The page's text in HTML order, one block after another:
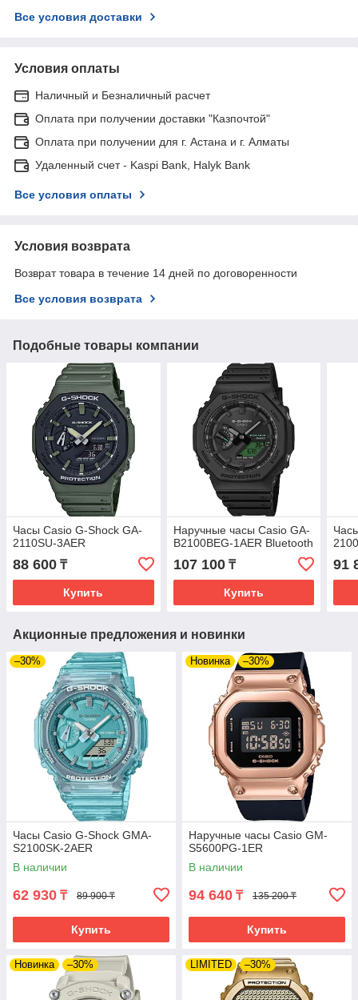
Все условия доставки
Условия оплаты
Наличный и Безналичный расчет
Оплата при получении доставки "Казпочтой"
Оплата при получении для г. Астана и г. Алматы
Удаленный счет - Kaspi Bank, Halyk Bank
Все условия оплаты
Условия возврата
Возврат товара в течение 14 дней по договоренности
Все условия возврата
Подобные товары компании
Часы Casio G-Shock GA-
2110SU-3AER
88 600 ₸
Купить
Наручные часы Casio GA-
B2100BEG-1AER Bluetooth
107 100₸
Купить
91
Акционные предложения и новинки
–30%
Часы Casio G-Shock GMA-
S2100SK-2AER
В наличии
62 930 ₸ 89 900 ₸
Купить
Новинка –30%
Наручные часы Casio GM-
S5600PG-1ER
В наличии
94 640 ₸ 135 200 ₸
Купить
Новинка –30% LIMITED –30%